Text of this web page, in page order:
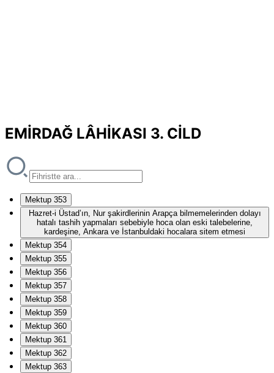
EMİRDAĞ LÂHİKASI 3. CİLD
Mektup 353
Hazret-i Üstad’ın, Nur şakirdlerinin Arapça bilmemelerinden dolayı
hatalı tashih yapmaları sebebiyle hoca olan eski talebelerine,
kardeşine, Ankara ve İstanbuldaki hocalara sitem etmesi
Mektup 354
Mektup 355
Mektup 356
Mektup 357
Mektup 358
Mektup 359
Mektup 360
Mektup 361
Mektup 362
Mektup 363